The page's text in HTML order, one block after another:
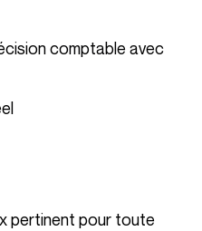
comptable avec